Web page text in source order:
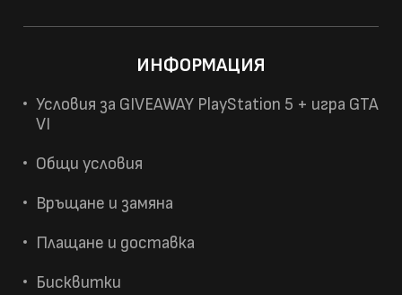
ИНФОРМАЦИЯ
Условия за GIVEAWAY PlayStation 5 + игра GTA
VI
Общи условия
Връщане и замяна
Плащане и доставка
Бисквитки